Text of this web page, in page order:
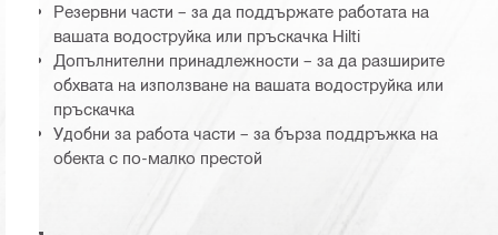
Резервни части – за да поддържате работата на
вашата водоструйка или пръскачка Hilti
Допълнителни принадлежности – за да разширите
обхвата на използване на вашата водоструйка или
пръскачка
Удобни за работа части – за бърза поддръжка на
обекта с по-малко престой